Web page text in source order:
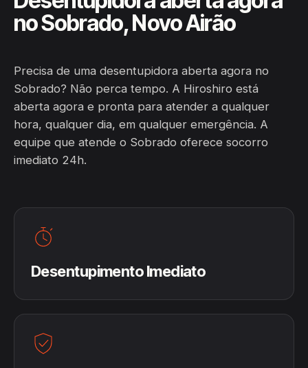
no Sobrado, Novo Airão
Precisa de uma desentupidora aberta agora no
Sobrado? Não perca tempo. A Hiroshiro está
aberta agora e pronta para atender a qualquer
hora, qualquer dia, em qualquer emergência. A
equipe que atende o Sobrado oferece socorro
imediato 24h.
Desentupimento Imediato